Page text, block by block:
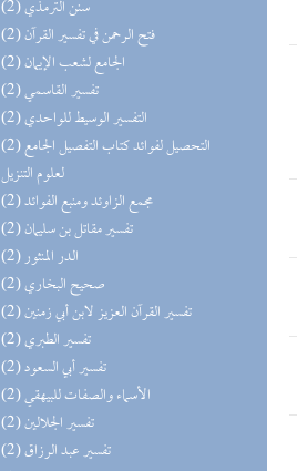
(2) سنن الترمذي
(2) فتح الرحمن في تفسير القرآن
(2) الجامع لشعب الإيمان
(2) تفسير القاسمي
(2) التفسير الوسيط للواحدي
(2) التحصيل لفوائد كتاب التفصيل الجامع
لعلوم التنزيل
(2) مجمع الزاوئد ومنبع الفوائد
(2) تفسير مقاتل بن سليمان
(2) الدر المنثور
(2) صحيح البخاري
(2) تفسير القرآن العزيز لابن أبي زمنين
(2) تفسير الطبري
(2) تفسير أبي السعود
(2) الأسماء والصفات للبيهقي
(2) تفسير الجلالين
(2) تفسير عبد الرزاق